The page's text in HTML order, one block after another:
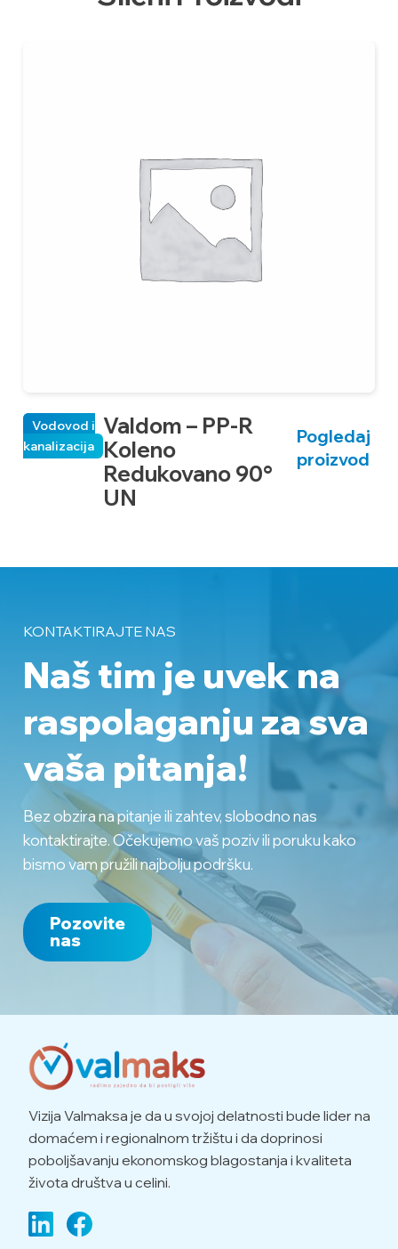
Valdom – PP-R
Koleno
Redukovano 90°
UN
Vodovod i
kanalizacija
Pogledaj
proizvod
KONTAKTIRAJTE NAS
Naš tim je uvek na
raspolaganju za sva
vaša pitanja!
Bez obzira na pitanje ili zahtev, slobodno nas
kontaktirajte. Očekujemo vaš poziv ili poruku kako
bismo vam pružili najbolju podršku.
Pozovite
nas
Vizija Valmaksa je da u svojoj delatnosti bude lider na
domaćem i regionalnom tržištu i da doprinosi
poboljšavanju ekonomskog blagostanja i kvaliteta
života društva u celini.